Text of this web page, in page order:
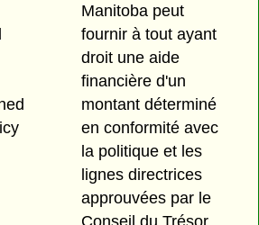
Manitoba peut
fournir à tout ayant
droit une aide
financière d'un
montant déterminé
en conformité avec
la politique et les
lignes directrices
approuvées par le
Conseil du Trésor.